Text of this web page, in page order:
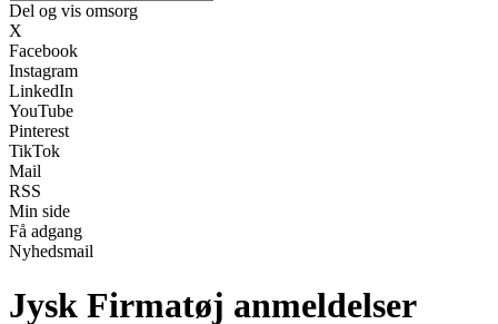
Del og vis omsorg
X
Facebook
Instagram
LinkedIn
YouTube
Pinterest
TikTok
Mail
RSS
Min side
Få adgang
Nyhedsmail
Jysk Firmatøj anmeldelser